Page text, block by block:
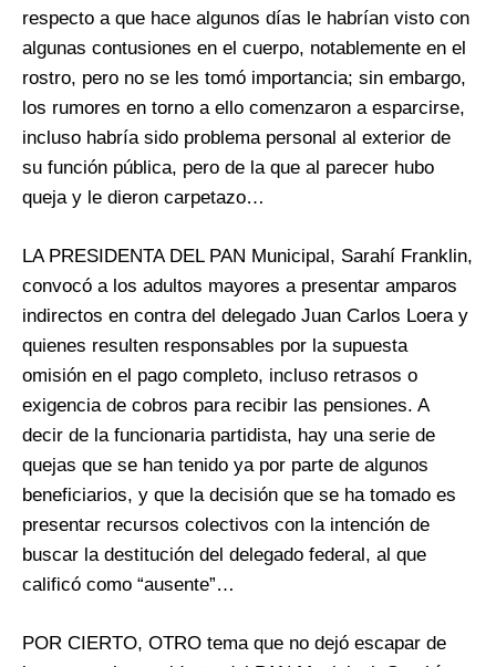
respecto a que hace algunos días le habrían visto con
algunas contusiones en el cuerpo, notablemente en el
rostro, pero no se les tomó importancia; sin embargo,
los rumores en torno a ello comenzaron a esparcirse,
incluso habría sido problema personal al exterior de
su función pública, pero de la que al parecer hubo
queja y le dieron carpetazo…
LA PRESIDENTA DEL PAN Municipal, Sarahí Franklin,
convocó a los adultos mayores a presentar amparos
indirectos en contra del delegado Juan Carlos Loera y
quienes resulten responsables por la supuesta
omisión en el pago completo, incluso retrasos o
exigencia de cobros para recibir las pensiones. A
decir de la funcionaria partidista, hay una serie de
quejas que se han tenido ya por parte de algunos
beneficiarios, y que la decisión que se ha tomado es
presentar recursos colectivos con la intención de
buscar la destitución del delegado federal, al que
calificó como “ausente”…
POR CIERTO, OTRO tema que no dejó escapar de